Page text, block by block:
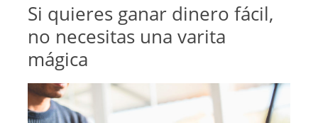
Si quieres ganar dinero fácil,
no necesitas una varita
mágica